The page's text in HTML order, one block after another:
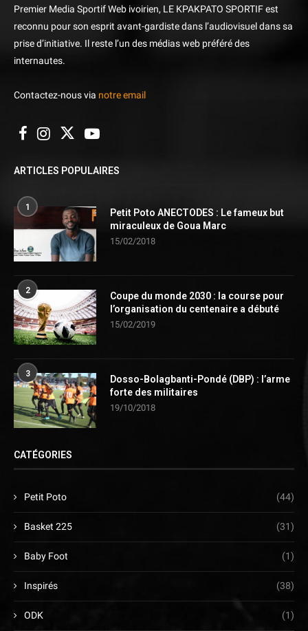
Premier Media Sportif Web ivoirien, LE KPAKPATO SPORTIF est
reconnu pour son esprit avant-gardiste dans l’audiovisuel dans sa
prise d’initiative. Il reste l’un des médias web préféré des
internautes.
Contactez-nous via notre email
ARTICLES POPULAIRES
1
Petit Poto ANECTODES : Le fameux but
miraculeux de Goua Marc
15/02/2018
2
Coupe du monde 2030 : la course pour
l’organisation du centenaire a débuté
15/02/2019
3
Dosso-Bolagbanti-Pondé (DBP) : l’arme
forte des militaires
19/10/2018
CATÉGORIES
Petit Poto (44)
Basket 225 (31)
Baby Foot (1)
Inspirés (38)
ODK (1)